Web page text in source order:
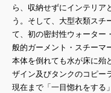
ら、収納せずにインテリア
う。そして、大型衣類スチ
て、初の密封性ウォーター
般的ガーメント・スチーマ
本体を倒れても水が床に殆
ザイン及びタンクのコピー
現在まで「一目惚れをする